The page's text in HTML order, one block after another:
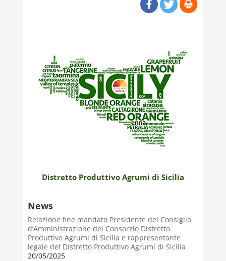
Distretto Produttivo Agrumi di Sicilia
News
Relazione fine mandato Presidente del Consiglio
d’Amministrazione del Consorzio Distretto
Produttivo Agrumi di Sicilia e rappresentante
legale del Distretto Produttivo Agrumi di Sicilia
20/05/2025